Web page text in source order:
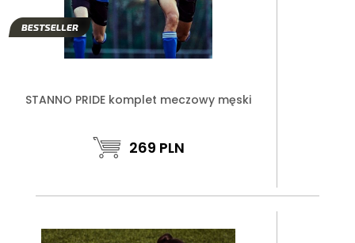
STANNO PRIDE komplet meczowy męski
269 PLN